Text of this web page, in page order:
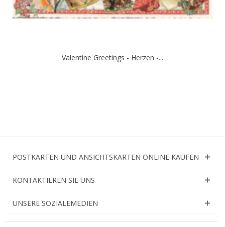
Valentine Greetings - Herzen -...
POSTKARTEN UND ANSICHTSKARTEN ONLINE KAUFEN
KONTAKTIEREN SIE UNS
UNSERE SOZIALEMEDIEN